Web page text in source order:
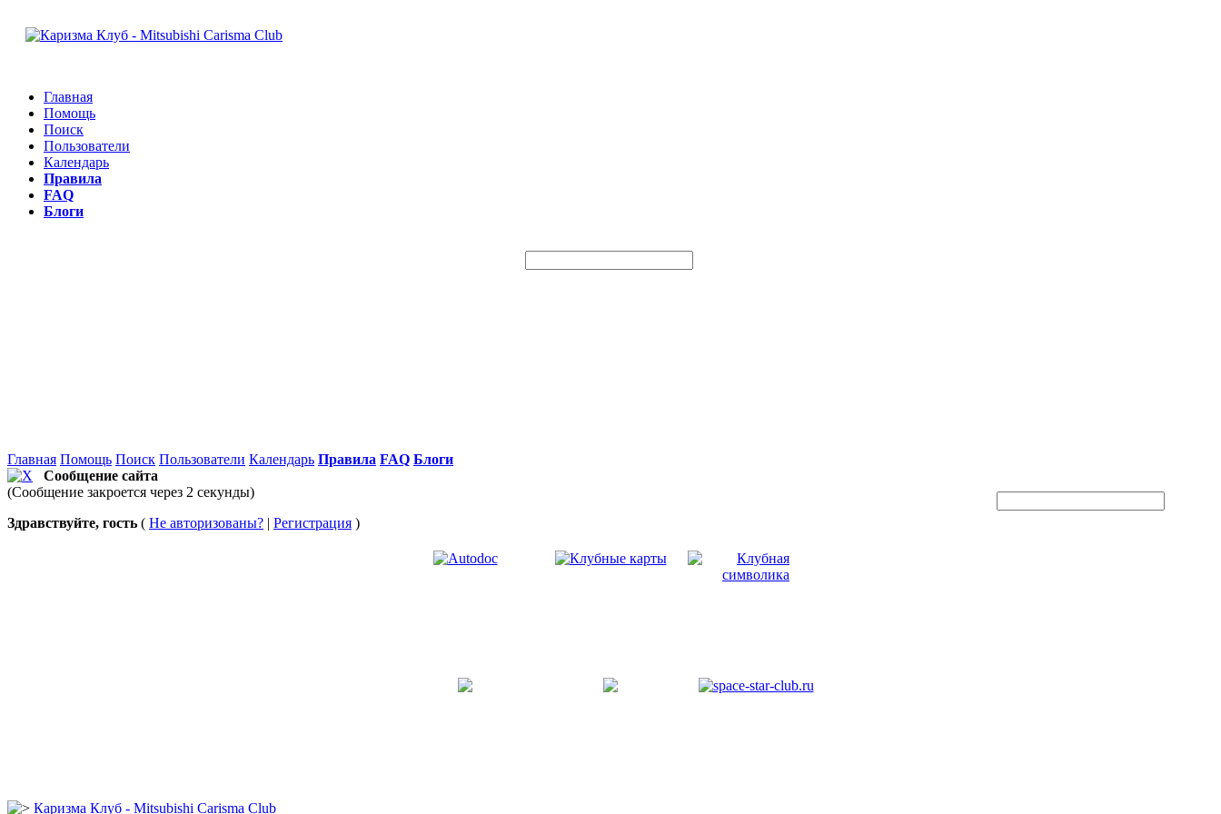
Главная
Помощь
Поиск
Пользователи
Календарь
Правила
FAQ
Блоги
Главная Помощь Поиск Пользователи Календарь Правила FAQ Блоги
Сообщение сайта
(Сообщение закроется через 2 секунды)
Здравствуйте, гость ( Не авторизованы? | Регистрация )
Каризма Клуб - Mitsubishi Carisma Club